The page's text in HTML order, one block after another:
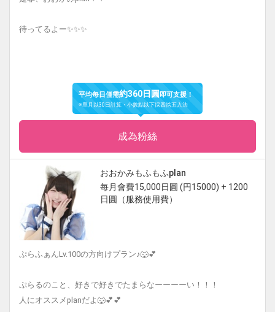
待ってるよー✨✨✨
平均每日僅需約360日圓即可支援！
※單月以30日計算・小數點以下採四捨五入法
成為粉絲
おおかみもふもふplan
每月會費15,000日圓 (円15000) + 1200
日圓（服務使用費）
ぷらふぁんLv.100の方向けプラン♪🐺💕
ぷらるのこと、好きで好きでたまらなーーーーい！！！
人にオススメplanだよ🐺💕💕